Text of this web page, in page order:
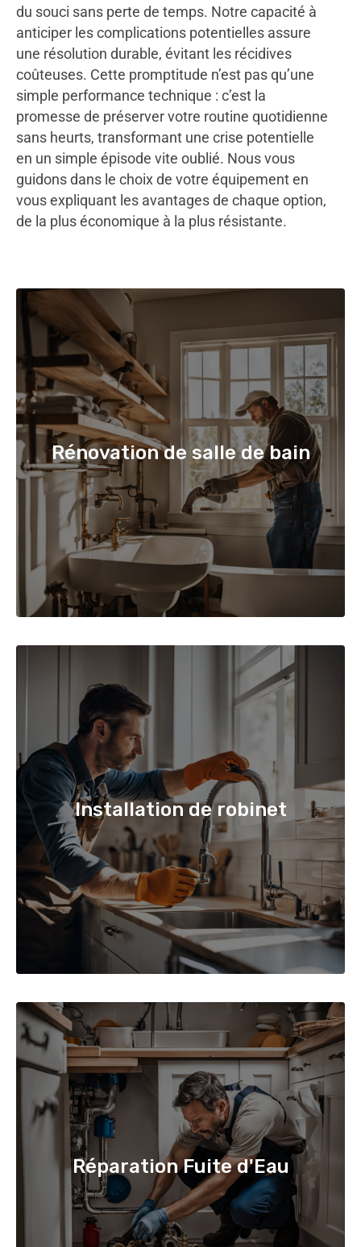
du souci sans perte de temps. Notre capacité à
anticiper les complications potentielles assure
une résolution durable, évitant les récidives
coûteuses. Cette promptitude n’est pas qu’une
simple performance technique : c’est la
promesse de préserver votre routine quotidienne
sans heurts, transformant une crise potentielle
en un simple épisode vite oublié. Nous vous
guidons dans le choix de votre équipement en
vous expliquant les avantages de chaque option,
de la plus économique à la plus résistante.
Rénovation de salle de bain
Installation de robinet
Réparation Fuite d'Eau